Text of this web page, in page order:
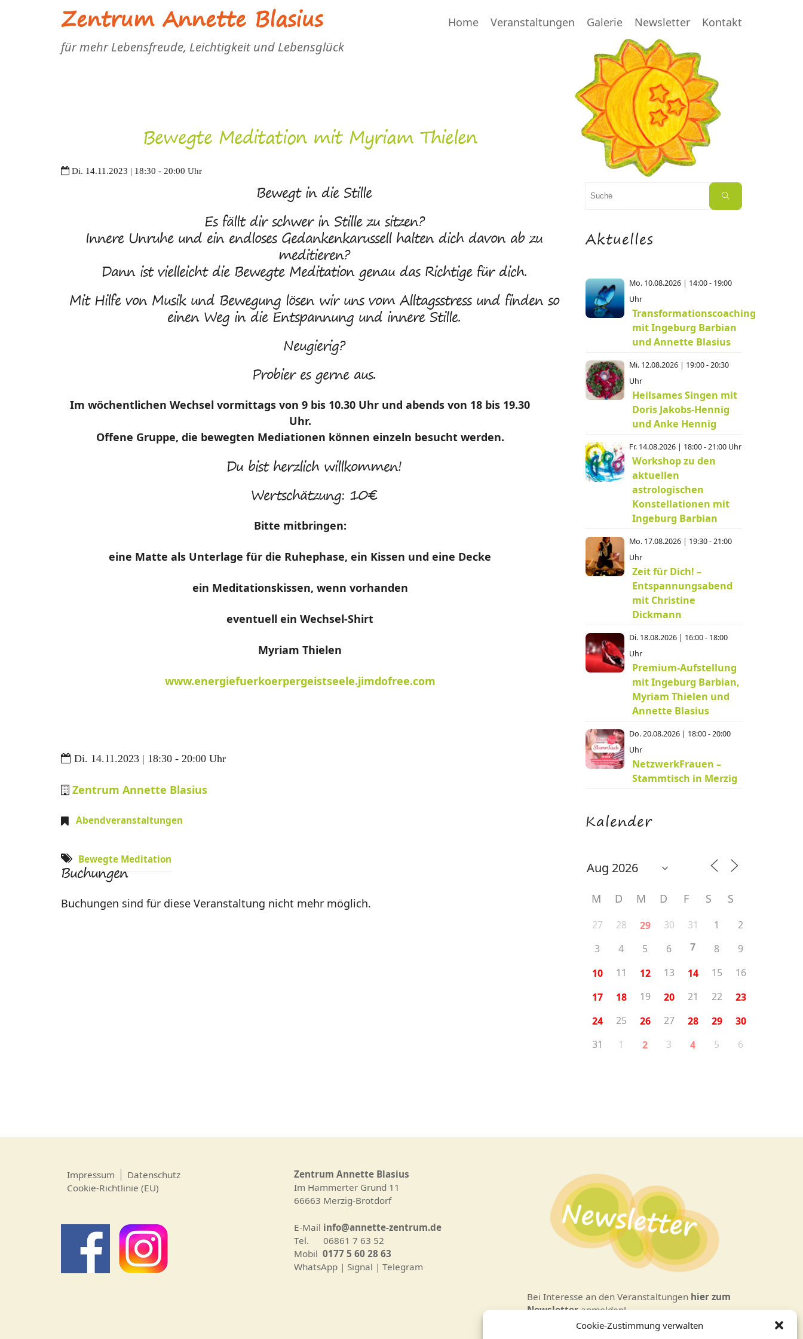
Cookie-Zustimmung verwalten
Zentrum Annette Blasius
für mehr Lebensfreude, Leichtigkeit und Lebensglück
Home Veranstaltungen Galerie Newsletter Kontakt
Bewegte Meditation mit Myriam Thielen
Di. 14.11.2023 | 18:30 - 20:00 Uhr
Bewegt in die Stille
Es fällt dir schwer in Stille zu sitzen?
Innere Unruhe und ein endloses Gedankenkarussell halten dich davon ab zu
meditieren?
Dann ist vielleicht die Bewegte Meditation genau das Richtige für dich.
Mit Hilfe von Musik und Bewegung lösen wir uns vom Alltagsstress und finden so
einen Weg in die Entspannung und innere Stille.
Neugierig?
Probier es gerne aus.
Im wöchentlichen Wechsel vormittags von 9 bis 10.30 Uhr und abends von 18 bis 19.30
Uhr.
Offene Gruppe, die bewegten Mediationen können einzeln besucht werden.
Du bist herzlich willkommen!
Wertschätzung: 10€
Bitte mitbringen:
eine Matte als Unterlage für die Ruhephase, ein Kissen und eine Decke
ein Meditationskissen, wenn vorhanden
eventuell ein Wechsel-Shirt
Myriam Thielen
www.energiefuerkoerpergeistseele.jimdofree.com
Di. 14.11.2023 | 18:30 - 20:00 Uhr
Zentrum Annette Blasius
Abendveranstaltungen
Bewegte Meditation
Buchungen
Buchungen sind für diese Veranstaltung nicht mehr möglich.
Suchen
Suche
Aktuelles
Mo. 10.08.2026 | 14:00 - 19:00
Uhr
Transformationscoaching
mit Ingeburg Barbian
und Annette Blasius
Mi. 12.08.2026 | 19:00 - 20:30
Uhr
Heilsames Singen mit
Doris Jakobs-Hennig
und Anke Hennig
Fr. 14.08.2026 | 18:00 - 21:00 Uhr
Workshop zu den
aktuellen
astrologischen
Konstellationen mit
Ingeburg Barbian
Mo. 17.08.2026 | 19:30 - 21:00
Uhr
Zeit für Dich! –
Entspannungsabend
mit Christine
Dickmann
Di. 18.08.2026 | 16:00 - 18:00
Uhr
Premium-Aufstellung
mit Ingeburg Barbian,
Myriam Thielen und
Annette Blasius
Do. 20.08.2026 | 18:00 - 20:00
Uhr
NetzwerkFrauen –
Stammtisch in Merzig
Kalender
M D M D F S S
27 28 29 30 31 1
2
3
4 5 6 7 8
9
10
11 12 13 14 15
16
17
18 19 20 21 22
23
24
25 26 27 28 29
30
31
1 2 3 4 5 6
Impressum
Datenschutz
Cookie-Richtlinie (EU)
Zentrum Annette Blasius
Im Hammerter Grund 11
66663 Merzig-Brotdorf
E-Mail info@annette-zentrum.de
Tel. 06861 7 63 52
Mobil 0177 5 60 28 63
WhatsApp | Signal | Telegram
Bei Interesse an den Veranstaltungen hier zum
Newsletteranmelden!